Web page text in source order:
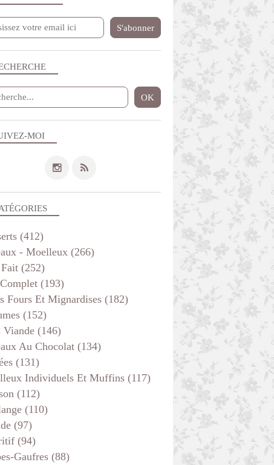
MOI
(412)
- Moelleux (266)
(252)
(193)
Fours Et Mignardises (182)
(152)
Viande (146)
Au Chocolat (134)
(131)
Individuels Et Muffins (117)
(112)
(110)
(97)
(94)
Gaufres (88)